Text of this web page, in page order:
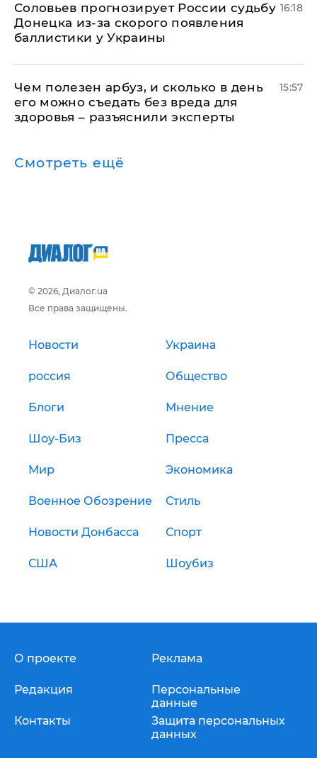
Соловьев прогнозирует России судьбу
Донецка из-за скорого появления
баллистики у Украины
16:18
Чем полезен арбуз, и сколько в день
его можно съедать без вреда для
здоровья – разъяснили эксперты
15:57
Смотреть ещё
© 2026, Диалог.ua
Все права защищены.
Новости Украина
россия Общество
Блоги Мнение
Шоу-Биз Пресса
Мир Экономика
Военное Обозрение Стиль
Новости Донбасса Спорт
США Шоубиз
О проекте
Редакция
Контакты
Реклама
Персональные
данные
Защита персональных
данных